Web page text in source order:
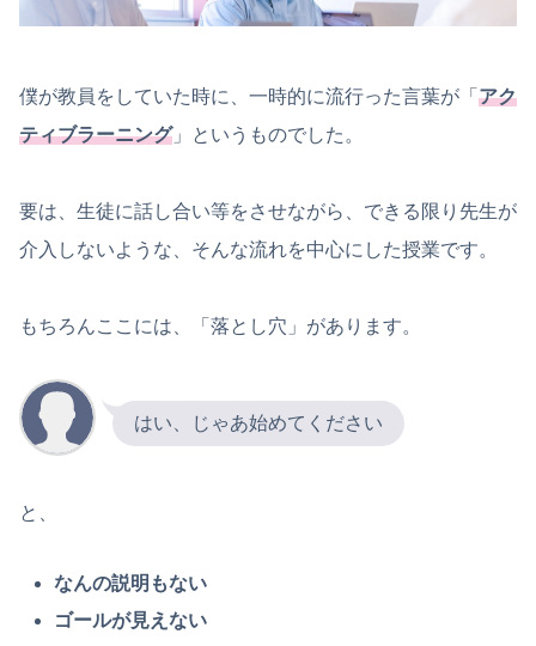
僕が教員をしていた時に、一時的に流行った言葉が「 アク
ティブラーニング」というものでした。
要は、生徒に話し合い等をさせながら、できる限り先生が
介入しないような、そんな流れを中心にした授業です。
もちろんここには、「落とし穴」があります。
はい、じゃあ始めてください
と、
なんの説明もない
ゴールが見えない